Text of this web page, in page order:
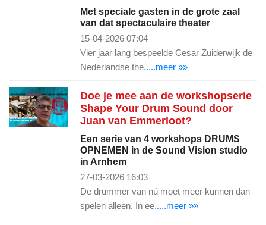
Met speciale gasten in de grote zaal
van dat spectaculaire theater
15-04-2026 07:04
Vier jaar lang bespeelde Cesar Zuiderwijk de
Nederlandse the.....meer »»
Doe je mee aan de workshopserie
Shape Your Drum Sound door
Juan van Emmerloot?
Een serie van 4 workshops DRUMS
OPNEMEN in de Sound Vision studio
in Arnhem
27-03-2026 16:03
De drummer van nú moet meer kunnen dan
spelen alleen. In ee.....meer »»